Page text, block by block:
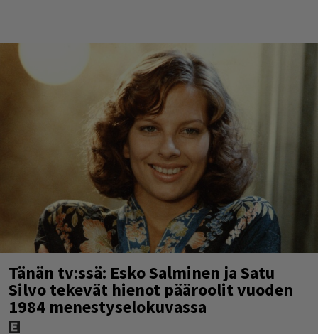
Tänän tv:ssä: Esko Salminen ja Satu
Silvo tekevät hienot pääroolit vuoden
1984 menestyselokuvassa